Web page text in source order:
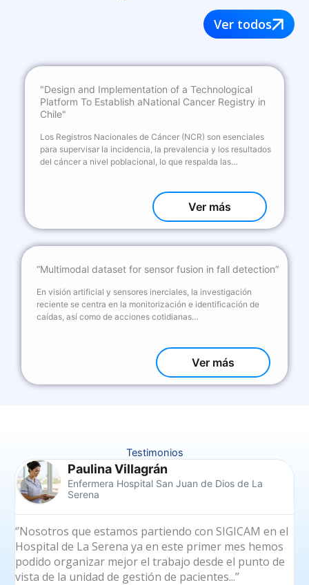
Ver todos
"Design and Implementation of a Technological
Platform To Establish aNational Cancer Registry in
Chile"
Los Registros Nacionales de Cáncer (NCR) son esenciales
para supervisar la incidencia, la prevalencia y los resultados
del cáncer a nivel poblacional, lo que respalda las…
Ver más
“Multimodal dataset for sensor fusion in fall detection”
En visión artificial y sensores inerciales, la investigación
reciente se centra en la monitorización e identificación de
caídas, así como de acciones cotidianas…
Ver más
Testimonios
Paulina Villagrán
Enfermera Hospital San Juan de Dios de La
Serena
‘’Nosotros que estamos partiendo con SIGICAM en el
Hospital de La Serena ya en este primer mes hemos
podido organizar mejor el trabajo desde el punto de
vista de la unidad de gestión de pacientes...’’